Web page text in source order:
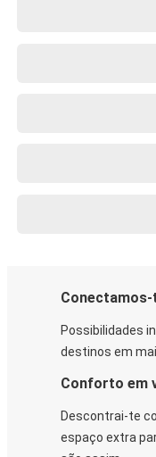
Conectamos-
Possibilidades
destinos em
Conforto em
Descontrai-te
espaço extra